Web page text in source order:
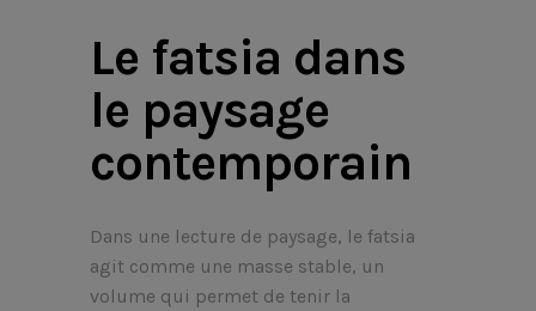
Le fatsia dans
le paysage
contemporain
Dans une lecture de paysage, le fatsia
agit comme une masse stable, un
volume qui permet de tenir la